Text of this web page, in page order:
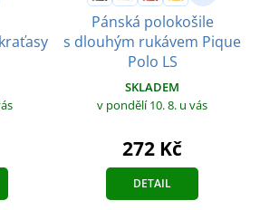
Pánská polokošile
s dlouhým rukávem Pique
Polo LS
SKLADEM
v pondělí 10. 8. u vás
272 Kč
DETAIL